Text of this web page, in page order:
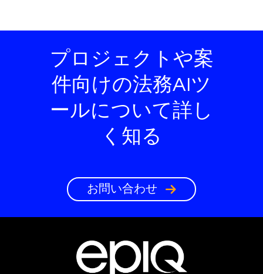
プロジェクトや案
件向けの法務AIツ
ールについて詳し
く知る
お問い合わせ